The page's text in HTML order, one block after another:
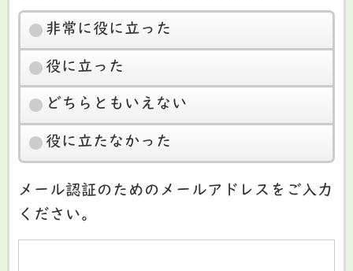
非常に役に立った
役に立った
どちらともいえない
役に立たなかった
メール認証のためのメールアドレスをご入力
ください。